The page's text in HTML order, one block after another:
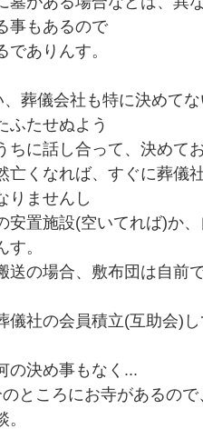
事もあるので
ありんす。
葬儀会社も特に決めて
ふたせぬよう
ちに話し合って、決めて
亡くなれば、すぐに葬儀
りませんし
安置施設(空いてれば)か
。
送の場合、敷布団は自前
儀社の会員積立(互助会)
の決め事もなく...
ところにお寺があるの